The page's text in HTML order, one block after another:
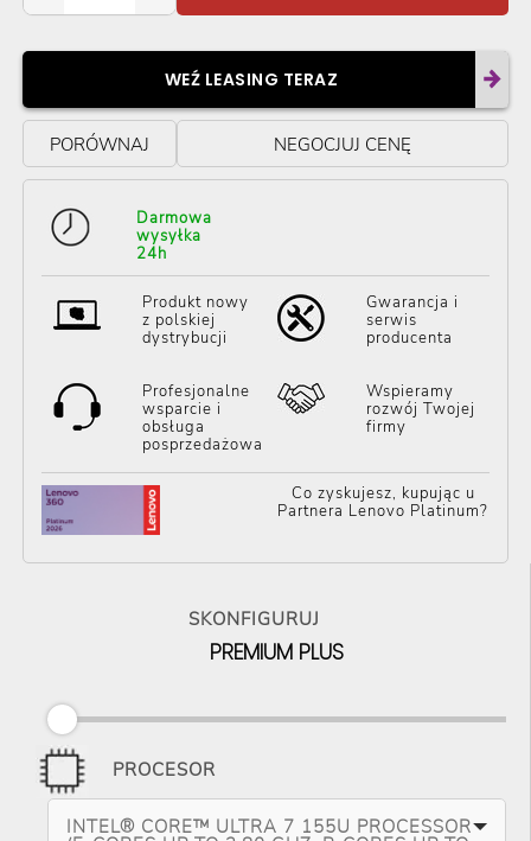
WEŹ LEASING TERAZ
PORÓWNAJ NEGOCJUJ CENĘ
Darmowa
wysyłka
24h
Produkt nowy
z polskiej
dystrybucji
Gwarancja i
serwis
producenta
Profesjonalne
wsparcie i
obsługa
posprzedażowa
Wspieramy
rozwój Twojej
firmy
Co zyskujesz, kupując u
Partnera Lenovo Platinum?
SKONFIGURUJ
PREMIUM PLUS
PROCESOR
INTEL® CORE™ ULTRA 7 155U PROCESSOR